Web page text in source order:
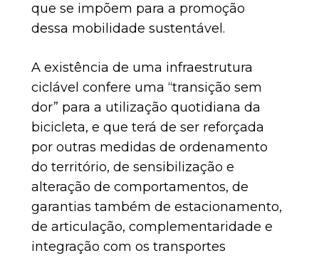
que se impõem para a promoção
dessa mobilidade sustentável.
A existência de uma infraestrutura
ciclável confere uma “transição sem
dor” para a utilização quotidiana da
bicicleta, e que terá de ser reforçada
por outras medidas de ordenamento
do território, de sensibilização e
alteração de comportamentos, de
garantias também de estacionamento,
de articulação, complementaridade e
integração com os transportes